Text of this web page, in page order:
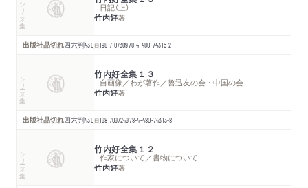
シリーズ・全集
─日記（上）
竹内好著
出版社品切れ四六判430頁1981/10/30978-4-480-74315-2
シリーズ・全集 竹内好全集１３
─自画像／わが著作／魯迅友の会・中国の会
竹内好著
出版社品切れ四六判430頁1981/09/24978-4-480-74313-8
シリーズ・全集 竹内好全集１２
─作家について／書物について
竹内好著